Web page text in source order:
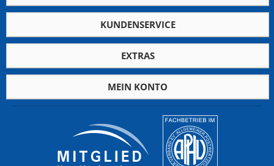
KUNDENSERVICE
EXTRAS
MEIN KONTO